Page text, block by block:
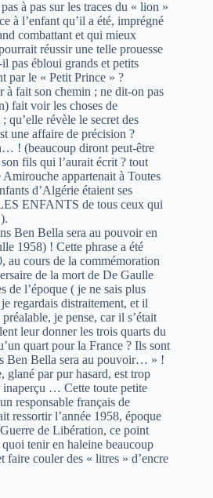
à pas sur les traces du « lion »
à l’enfant qu’il a été, imprégné
combattant et qui mieux
réussir une telle prouesse
pas ébloui grands et petits
par le « Petit Prince » ?
à fait son chemin ; ne dit-on pas
fait voir les choses de
qu’elle révèle le secret des
une affaire de précision ?
! (beaucoup diront peut-être
fils qui l’aurait écrit ? tout
appartenait à Toutes
d’Algérie étaient ses
ENFANTS de tous ceux qui
Ben Bella sera au pouvoir en
1958) ! Cette phrase a été
au cours de la commémoration
de la mort de De Gaulle
de l’époque ( je ne sais plus
regardais distraitement, et il
préalable, je pense, car il s’était
leur donner les trois quarts du
quart pour la France ? Ils sont
Ben Bella sera au pouvoir… » !
glané par pur hasard, est trop
inaperçu … Cette toute petite
responsable français de
ressortir l’année 1958, époque
de Libération, ce point
tenir en haleine beaucoup
faire couler des « litres » d’encre